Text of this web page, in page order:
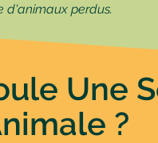
d'animaux perdus.
Une
?